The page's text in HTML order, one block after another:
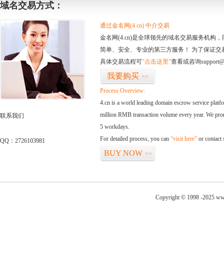
域名交易方式：
联系我们
QQ：2726103981
通过金名网(4.cn) 中介交易
金名网(4.cn)是全球领先的域名交易服务机构
简单、安全、专业的第三方服务！ 为了保证
具体交易流程可“点击这里”查看或咨询
我要购买 >>
Process Overview:
4.cn is a world leading domain escrow service
million RMB transaction volume every year. We
5 workdays.
For detailed process, you can “visit here” or contact
BUY NOW >>
Copyright © 1998 -2025